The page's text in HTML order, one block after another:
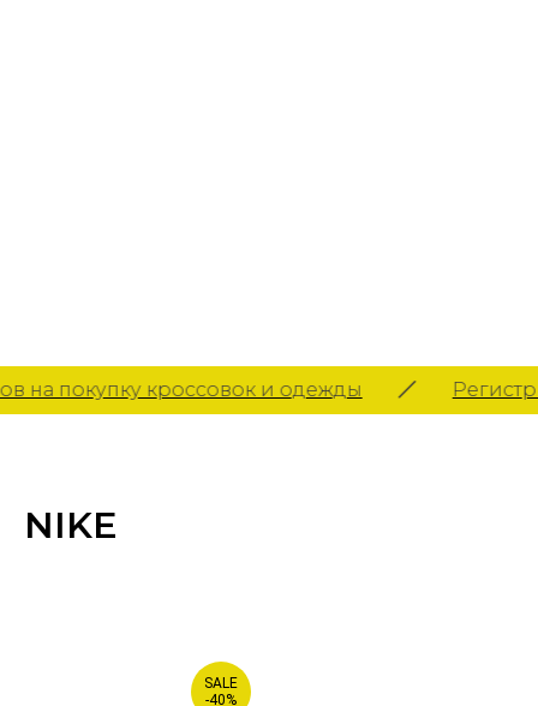
покупку кроссовок и одежды
NIKE
SALE
-40%